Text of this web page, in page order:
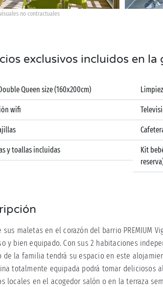
no contractuales
exclusivos incluidos en la
Queen size (160x200cm)
wifi
y toallas incluidas
Kit
sus maletas en el corazón del barrio PREMIUM
y bien equipado. Con sus 2 habitaciones
de la familia tendrá su espacio en este
totalmente equipada podrá tomar deliciosos
locales en el acogedor salón o en la terraza